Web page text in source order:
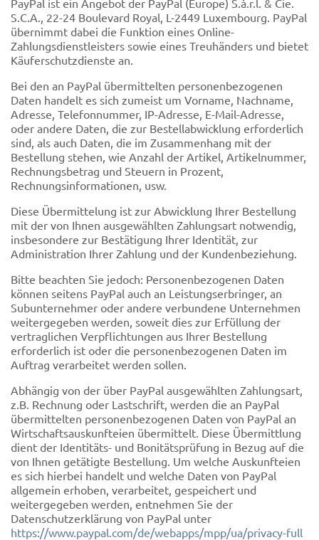
PayPal ist ein Angebot der PayPal (Europe) S.à.r.l. & Cie.
S.C.A., 22-24 Boulevard Royal, L-2449 Luxembourg. PayPal
übernimmt dabei die Funktion eines Online-
Zahlungsdienstleisters sowie eines Treuhänders und bietet
Käuferschutzdienste an.
Bei den an PayPal übermittelten personenbezogenen
Daten handelt es sich zumeist um Vorname, Nachname,
Adresse, Telefonnummer, IP-Adresse, E-Mail-Adresse,
oder andere Daten, die zur Bestellabwicklung erforderlich
sind, als auch Daten, die im Zusammenhang mit der
Bestellung stehen, wie Anzahl der Artikel, Artikelnummer,
Rechnungsbetrag und Steuern in Prozent,
Rechnungsinformationen, usw.
Diese Übermittelung ist zur Abwicklung Ihrer Bestellung
mit der von Ihnen ausgewählten Zahlungsart notwendig,
insbesondere zur Bestätigung Ihrer Identität, zur
Administration Ihrer Zahlung und der Kundenbeziehung.
Bitte beachten Sie jedoch: Personenbezogenen Daten
können seitens PayPal auch an Leistungserbringer, an
Subunternehmer oder andere verbundene Unternehmen
weitergegeben werden, soweit dies zur Erfüllung der
vertraglichen Verpflichtungen aus Ihrer Bestellung
erforderlich ist oder die personenbezogenen Daten im
Auftrag verarbeitet werden sollen.
Abhängig von der über PayPal ausgewählten Zahlungsart,
z.B. Rechnung oder Lastschrift, werden die an PayPal
übermittelten personenbezogenen Daten von PayPal an
Wirtschaftsauskunfteien übermittelt. Diese Übermittlung
dient der Identitäts- und Bonitätsprüfung in Bezug auf die
von Ihnen getätigte Bestellung. Um welche Auskunfteien
es sich hierbei handelt und welche Daten von PayPal
allgemein erhoben, verarbeitet, gespeichert und
weitergegeben werden, entnehmen Sie der
Datenschutzerklärung von PayPal unter
https://www.paypal.com/de/webapps/mpp/ua/privacy-full